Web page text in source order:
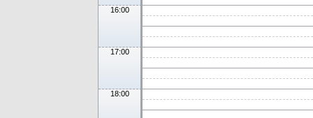
16:00
17:00
18:00